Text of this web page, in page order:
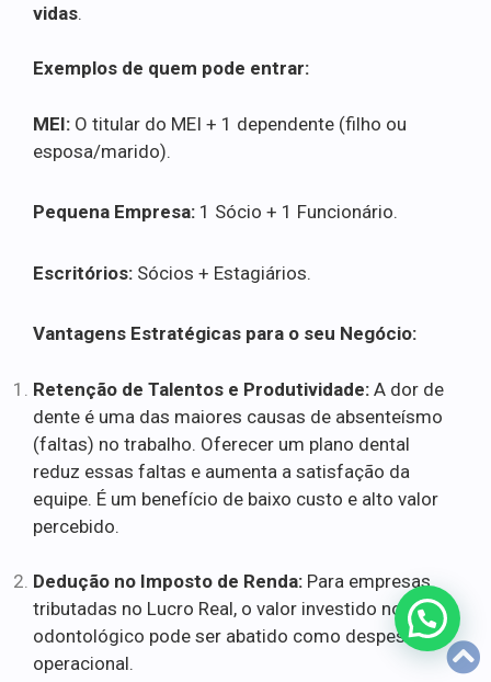
vidas.
Exemplos de quem pode entrar:
MEI: O titular do MEI + 1 dependente (filho ou
esposa/marido).
Pequena Empresa: 1 Sócio + 1 Funcionário.
Escritórios: Sócios + Estagiários.
Vantagens Estratégicas para o seu Negócio:
Retenção de Talentos e Produtividade: A dor de
dente é uma das maiores causas de absenteísmo
(faltas) no trabalho. Oferecer um plano dental
reduz essas faltas e aumenta a satisfação da
equipe. É um benefício de baixo custo e alto valor
percebido.
Dedução no Imposto de Renda: Para empresas
tributadas no Lucro Real, o valor investido no plano
odontológico pode ser abatido como despesa
operacional.